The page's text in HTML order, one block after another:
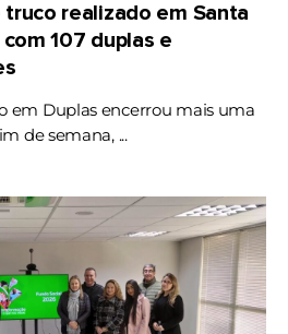
truco realizado em Santa
107 duplas e
em Duplas encerrou mais uma
de semana, ...